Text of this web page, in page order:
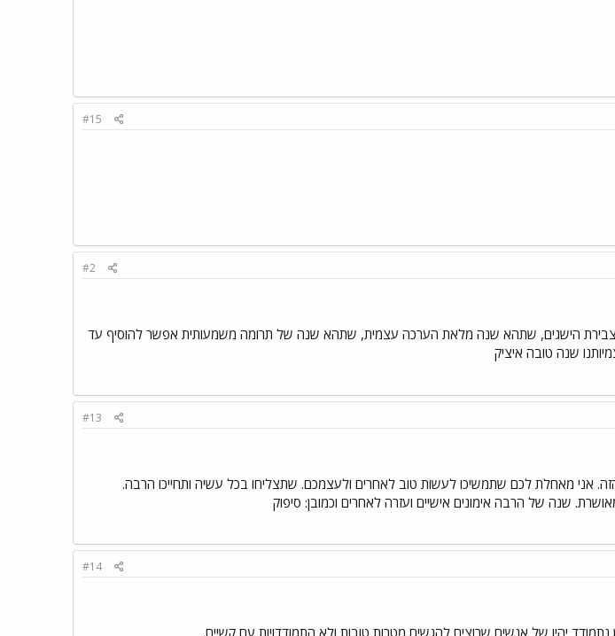
#15
#2
הישגים, שתהא שנה מלאת הערכה עצמית, שתהא שנה של תרומה משמעותית אפשר להוסיף עד
שנה טובה איציק
#13
אני מאחלת לכם שתמשיכו לעשות טוב לאחרים ולעצמכם. שתצליחו בכל עשיה ותחייכו הרבה.
שנה של הרבה אימונים אישיים ועזרה לאחרים וכמובן: סיפוק
#14
יהיו של אנשים שרוצים להגשים מטרות טובות ולא התמודדויות עם קשיים.